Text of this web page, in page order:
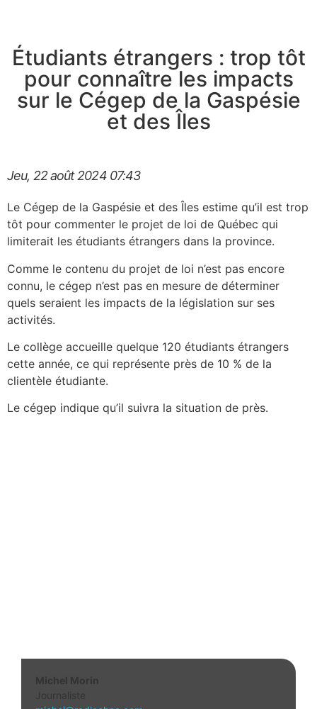
Étudiants étrangers : trop tôt
pour connaître les impacts
sur le Cégep de la Gaspésie
et des Îles
Michel Morin
Journaliste
Jeu, 22 août 2024 07:43
Le Cégep de la Gaspésie et des Îles estime qu’il est trop
tôt pour commenter le projet de loi de Québec qui
limiterait les étudiants étrangers dans la province.
Comme le contenu du projet de loi n’est pas encore
connu, le cégep n’est pas en mesure de déterminer
quels seraient les impacts de la législation sur ses
activités.
Le collège accueille quelque 120 étudiants étrangers
cette année, ce qui représente près de 10 % de la
clientèle étudiante.
Le cégep indique qu’il suivra la situation de près.